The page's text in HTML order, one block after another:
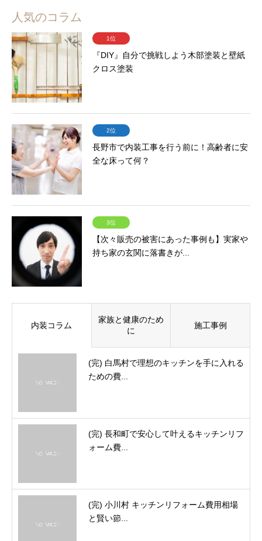
人気のコラム
1位
『DIY』自分で挑戦しよう木部塗装と壁紙
クロス塗装
2位
長野市で内装工事を行う前に！高齢者に安
全な床って何？
3位
【次々販売の被害にあった事例も】実家や
持ち家の玄関に落書きが...
内装コラム
家族と健康のため
に
施工事例
(完) 白馬村で理想のキッチンを手に入れる
ための費...
(完) 長和町で安心して叶えるキッチンリフ
ォーム費...
(完) 小川村 キッチンリフォーム費用相場
と賢い節...